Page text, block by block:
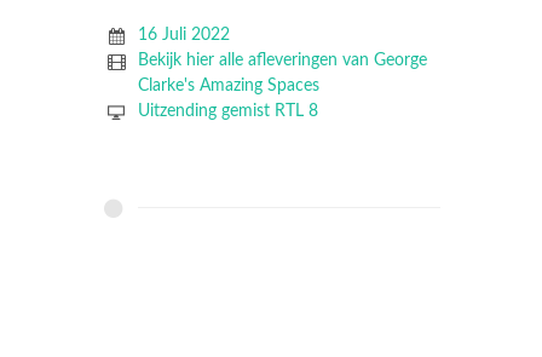
16 Juli 2022
Bekijk hier alle afleveringen van George
Clarke's Amazing Spaces
Uitzending gemist RTL 8